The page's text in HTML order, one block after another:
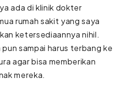
ada di klinik dokter
rumah sakit yang saya
ketersediaannya nihil.
sampai harus terbang ke
agar bisa memberikan
mereka.